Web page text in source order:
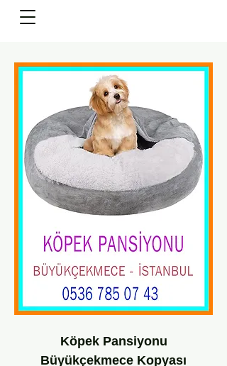
Köpek Pansiyonu
Büyükçekmece Kopyası